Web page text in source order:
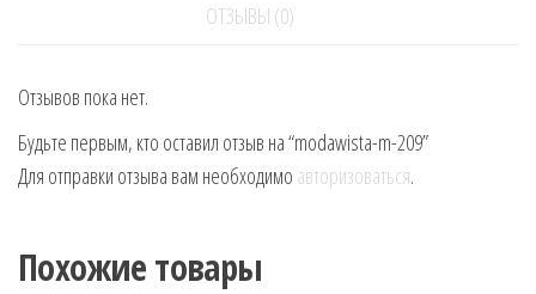
ОТЗЫВЫ (0)
Отзывов пока нет.
Будьте первым, кто оставил отзыв на “modawista-m-209”
Для отправки отзыва вам необходимо авторизоваться.
Похожие товары